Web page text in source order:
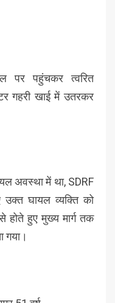
पर पहुंचकर त्वरित
गहरी खाई में उतरकर
अवस्था में था, SDRF
उक्त घायल व्यक्ति को
होते हुए मुख्य मार्ग तक
गया।